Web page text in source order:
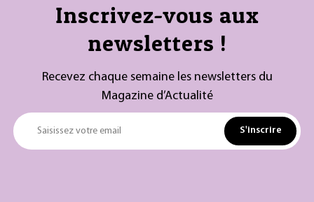
Inscrivez-vous aux
newsletters !
Recevez chaque semaine les newsletters du
Magazine d’Actualité
Saisissez votre email S'inscrire